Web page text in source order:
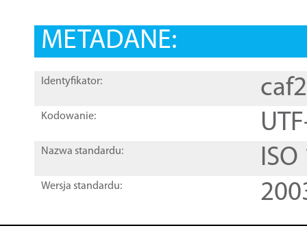
METADANE:
Identyfikator:
Kodowanie:
Nazwa standardu:
Wersja standardu: